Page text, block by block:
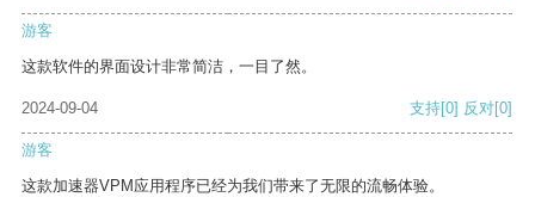
游客
这款软件的界面设计非常简洁，一目了然。
2024-09-04 支持[0] 反对[0]
游客
这款加速器VPM应用程序已经为我们带来了无限的流畅体验。